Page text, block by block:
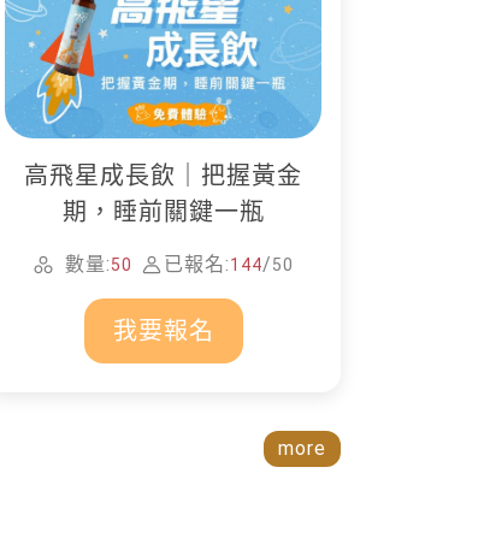
高飛星成長飲｜把握黃金
期，睡前關鍵一瓶
數量:50 已報名:144/50
我要報名
more